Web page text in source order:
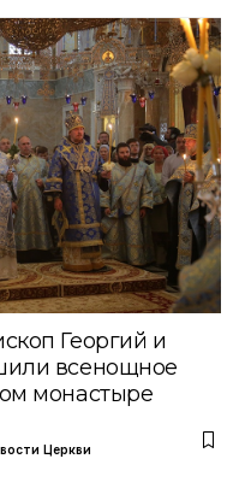
Георгий и
всенощное
монастыре
Церкви